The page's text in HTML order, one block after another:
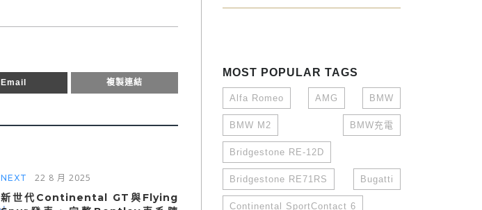
Email 複製連結
NEXT 22 8 月 2025
新世代Continental GT與Flying
MOST POPULAR TAGS
Alfa Romeo AMG BMW
BMW M2 BMW充電
Bridgestone RE-12D
Bridgestone RE71RS Bugatti
Continental SportContact 6